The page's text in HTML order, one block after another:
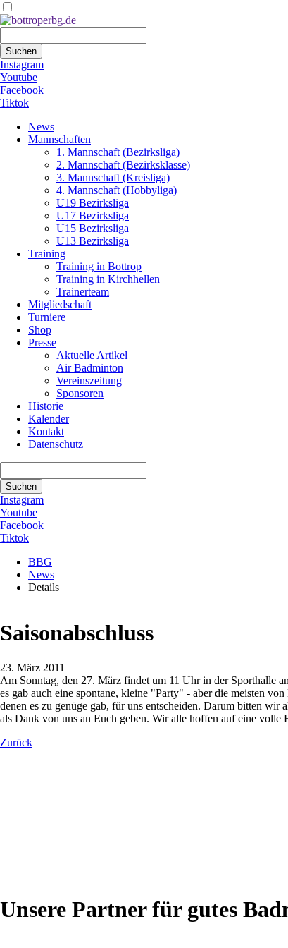
Suchen
Instagram
Youtube
Facebook
Tiktok
überspringen
News
Mannschaften
1. Mannschaft (Bezirksliga)
2. Mannschaft (Bezirksklasse)
3. Mannschaft (Kreisliga)
4. Mannschaft (Hobbyliga)
U19 Bezirksliga
U17 Bezirksliga
U15 Bezirksliga
U13 Bezirksliga
Training
Training in Bottrop
Training in Kirchhellen
Trainerteam
Mitgliedschaft
Turniere
Shop
Presse
Aktuelle Artikel
Air Badminton
Vereinszeitung
Sponsoren
Historie
Kalender
Kontakt
Datenschutz
Suchen
Instagram
Youtube
Facebook
Tiktok
BBG
News
Details
Saisonabschluss
23. März 2011
Am Sonntag, den 27. März findet um 11 Uhr in der Sporthalle
es gab auch eine spontane, kleine "Party" - aber die meisten
denen es zu genüge gab, für uns entscheiden. Darum bitten
als Dank von uns an Euch geben. Wir alle hoffen auf eine volle
Zurück
Unsere Partner für gutes